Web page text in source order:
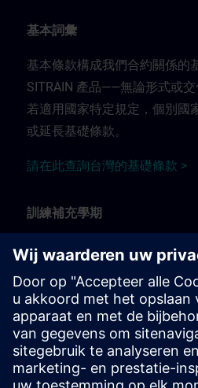
基本詞彙
基本條款構成我們合約關係的
SITRAIN 產品——無論形式或交
若適用國家特定規定，個別國
或延長基礎條款。
請在此查詢台灣的基礎條款 >
訓練補充學期
訓練補充條款適用於：
面授、教室及現場訓練課
透過遠端連線的線上直播
工作坊訓練.
請在此查詢訓練補充條款 >